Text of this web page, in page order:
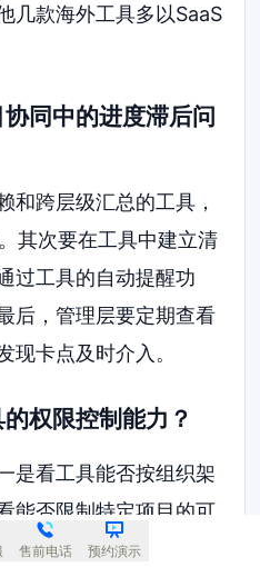
几款海外工具多以SaaS
同中的进度滞后问
和跨层级汇总的工具，
其次要在工具中建立清
过工具的自动提醒功
后，管理层要定期查看
现卡点及时介入。
权限控制能力？
是看工具能否按组织架
能否限制特定项目的可
到字段级别的权限控
售前电话 预约演示